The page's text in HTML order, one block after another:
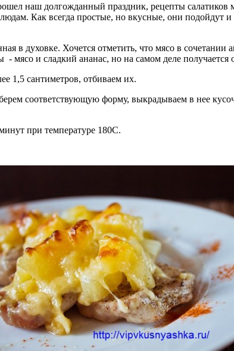
наш долгожданный праздник, рецепты
Как всегда простые, но вкусные, они подойдут
в духовке. Хочется отметить, что мясо в
- мясо и сладкий ананас, но на самом деле получается
1,5 сантиметров, отбиваем их.
соответствующую форму, выкрадываем в нее
при температуре 180С.